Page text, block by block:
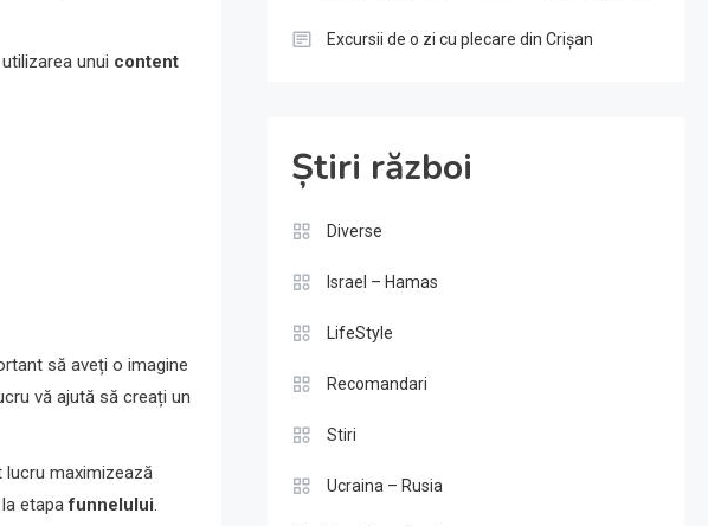
unui content
să aveți o imagine
vă ajută să creați un
lucru maximizează
la etapafunnelului.
Excursii de o zi cu plecare din Crișan
Știri război
Diverse
Israel – Hamas
LifeStyle
Recomandari
Stiri
Ucraina – Rusia